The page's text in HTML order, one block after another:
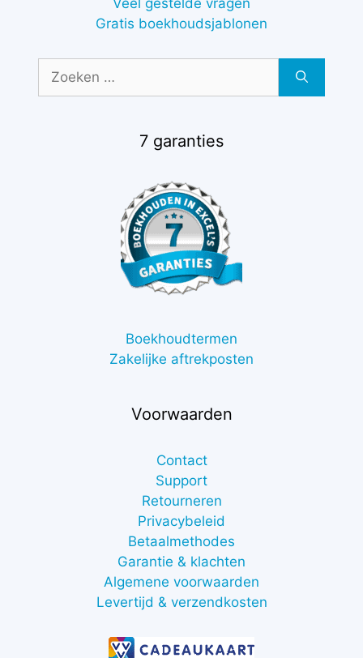
Gratis boekhoudsjablonen
naar:
7 garanties
Boekhoudtermen
Zakelijke aftrekposten
Voorwaarden
Contact
Support
Retourneren
Privacybeleid
Betaalmethodes
Garantie & klachten
Algemene voorwaarden
Levertijd & verzendkosten